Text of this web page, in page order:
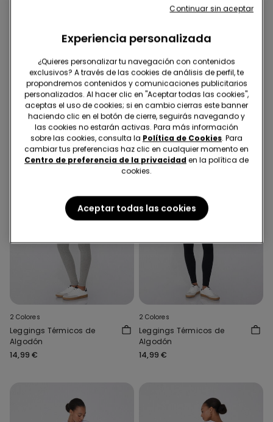
6 Colores
Shorts de Felpa con Ribetes
9,99 €
6 Colores
Shorts de Felpa con Ribetes
9,99 €
2 Colores
Leggings Térmicos de
Algodón
14,99 €
2 Colores
Leggings Térmicos de
Algodón
14,99 €
Experiencia personalizada
¿Quieres personalizar tu navegación con contenidos
exclusivos? A través de las cookies de análisis de perfil, te
propondremos contenidos y comunicaciones publicitarios
personalizados. Al hacer clic en "Aceptar todas las cookies",
aceptas el uso de cookies; si en cambio cierras este banner
haciendo clic en el botón de cierre, seguirás navegando y
las cookies no estarán activas. Para más información
sobre las cookies, consulta la Política de Cookies. Para
cambiar tus preferencias haz clic en cualquier momento en
Centro de preferencia de la privacidad en la política de
cookies.
Aceptar todas las cookies
Continuar sin aceptar